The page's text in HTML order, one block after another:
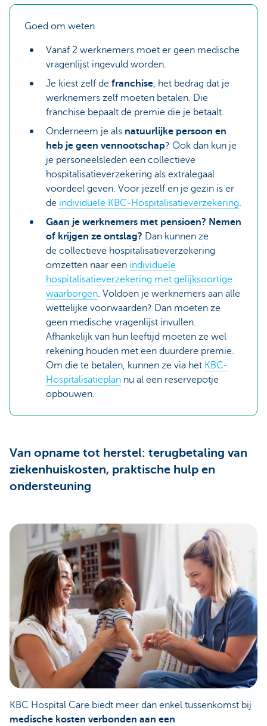
Goed om weten
Vanaf 2 werknemers moet er geen medische
vragenlijst ingevuld worden.
Je kiest zelf de franchise, het bedrag dat je
werknemers zelf moeten betalen. Die
franchise bepaalt de premie die je betaalt.
Onderneem je als natuurlijke persoon en
heb je geen vennootschap? Ook dan kun je
je personeelsleden een collectieve
hospitalisatieverzekering als extralegaal
voordeel geven. Voor jezelf en je gezin is er
de individuele KBC-Hospitalisatieverzekering.
Gaan je werknemers met pensioen? Nemen
of krijgen ze ontslag? Dan kunnen ze
de collectieve hospitalisatieverzekering
omzetten naar een individuele
hospitalisatieverzekering met gelijksoortige
waarborgen. Voldoen je werknemers aan alle
wettelijke voorwaarden? Dan moeten ze
geen medische vragenlijst invullen.
Afhankelijk van hun leeftijd moeten ze wel
rekening houden met een duurdere premie.
Om die te betalen, kunnen ze via het KBC-
Hospitalisatieplan nu al een reservepotje
opbouwen.
Van opname tot herstel: terugbetaling van
ziekenhuiskosten, praktische hulp en
ondersteuning
KBC Hospital Care biedt meer dan enkel tussenkomst bij
medische kosten verbonden aan een